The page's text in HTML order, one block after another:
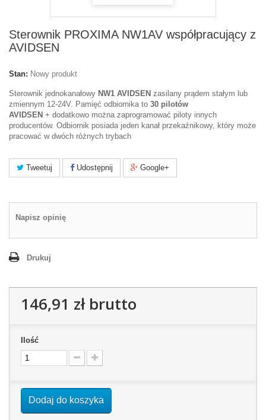
Sterownik PROXIMA NW1AV współpracujący z
AVIDSEN
Stan: Nowy produkt
Sterownik jednokanałowy NW1 AVIDSEN zasilany prądem stałym lub
zmiennym 12-24V. Pamięć odbiornika to 30 pilotów
AVIDSEN + dodatkowo można zaprogramować piloty innych
producentów. Odbiornik posiada jeden kanał przekaźnikowy, który może
pracować w dwóch różnych trybach
Tweetuj Udostępnij Google+
Napisz opinię
Drukuj
146,91 złbrutto
Ilość
Dodaj do koszyka